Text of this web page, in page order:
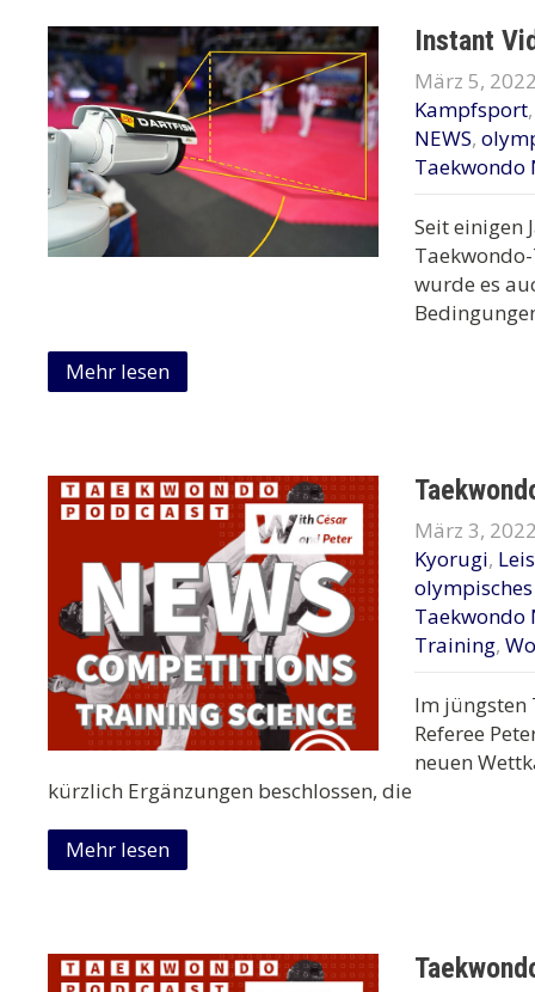
Instant
März 5,
Kampfsport
NEWS,
Taekwondo
Seit einigen
wurde es
Mehr lesen
März 3,
Kyorugi,
Taekwondo
Training,
Im jüngsten
Referee
neuen
kürzlich Ergänzungen beschlossen, die
Mehr lesen